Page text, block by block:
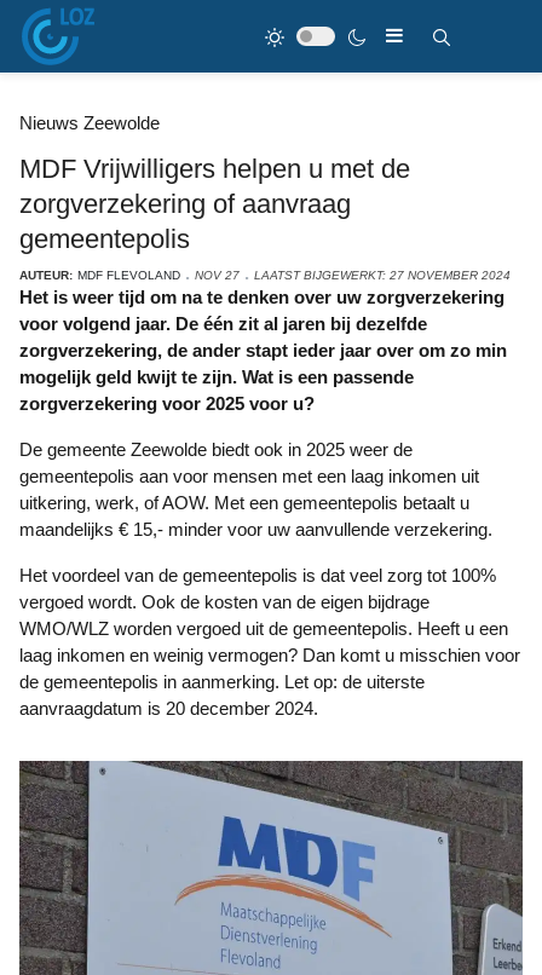
Nieuws Zeewolde
MDF Vrijwilligers helpen u met de
zorgverzekering of aanvraag
gemeentepolis
AUTEUR: MDF FLEVOLAND NOV 27 LAATST BIJGEWERKT: 27 NOVEMBER 2024
Het is weer tijd om na te denken over uw zorgverzekering
voor volgend jaar. De één zit al jaren bij dezelfde
zorgverzekering, de ander stapt ieder jaar over om zo min
mogelijk geld kwijt te zijn. Wat is een passende
zorgverzekering voor 2025 voor u?
De gemeente Zeewolde biedt ook in 2025 weer de
gemeentepolis aan voor mensen met een laag inkomen uit
uitkering, werk, of AOW. Met een gemeentepolis betaalt u
maandelijks € 15,- minder voor uw aanvullende verzekering.
Het voordeel van de gemeentepolis is dat veel zorg tot 100%
vergoed wordt. Ook de kosten van de eigen bijdrage
WMO/WLZ worden vergoed uit de gemeentepolis. Heeft u een
laag inkomen en weinig vermogen? Dan komt u misschien voor
de gemeentepolis in aanmerking. Let op: de uiterste
aanvraagdatum is 20 december 2024.